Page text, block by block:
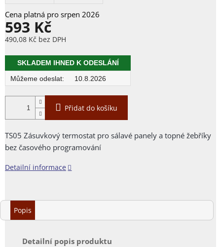
593 Kč
490,08 Kč bez DPH
Měrná
cena:SKLADEM IHNED K ODESLÁNÍ
10.8.2026
Přidat do košíku
TS05 Zásuvkový termostat pro sálavé panely a topné žebříky
bez časového programování
Detailní informace
Popis
Detailní popis produktu